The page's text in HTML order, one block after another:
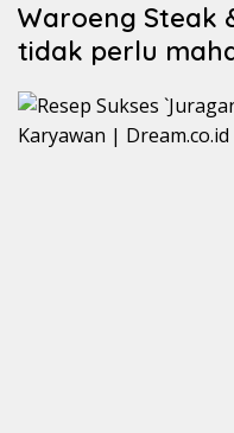
Waroeng Steak
tidak perlu